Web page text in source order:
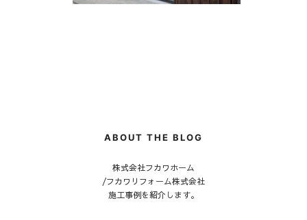
ABOUT THE BLOG
株式会社フカワホーム
/フカワリフォーム株式会社
施工事例を紹介します。